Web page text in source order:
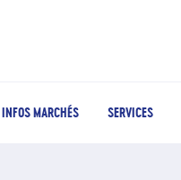
INFOS MARCHÉS SERVICES